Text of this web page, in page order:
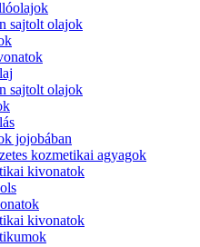
sajtolt olajok
sajtolt olajok
jojobában
kozmetikai agyagok
kivonatok
kivonatok